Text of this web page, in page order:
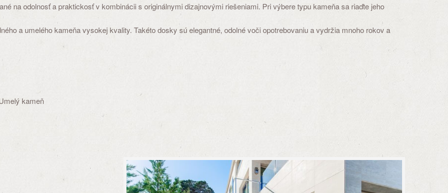
na odolnosť a praktickosť v kombinácii s originálnymi dizajnovými riešeniami. Pri výbere typu kameňa sa riaďte jeho
a umelého kameňa vysokej kvality. Takéto dosky sú elegantné, odolné voči opotrebovaniu a vydržia mnoho rokov a
Umelý kameň